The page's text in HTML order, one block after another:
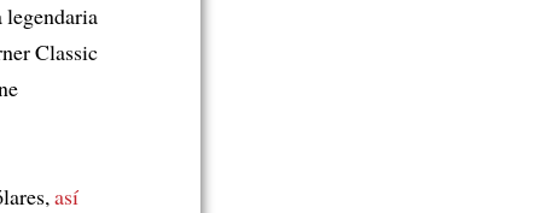
legendaria
Classic
así